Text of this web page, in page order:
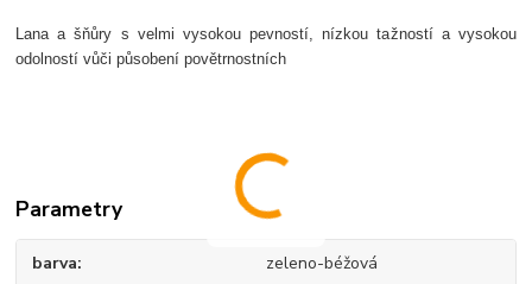
Lana ašňůry s velmi vysokou pevností, nízkou tažností a vysokou
odolností vůči působení povětrnostních
Parametry
barva zeleno-béžová